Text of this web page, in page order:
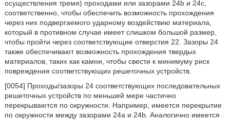
осуществления тремя) проходами или зазорами 24b и 24c,
соответственно, чтобы обеспечить возможность прохождения
через них подвергаемого ударному воздействию материала,
который в противном случае имеет слишком большой размер,
чтобы пройти через соответствующие отверстия 22. Зазоры 24
также обеспечивают возможность прохождения твердых
материалов, таких как камни, чтобы свести к минимуму риск
повреждения соответствующих решеточных устройств.
[0054] Проходы/зазоры 24 соответствующих последовательных
решеточных устройств по меньшей мере частично
перекрываются по окружности. Например, имеется перекрытие
по окружности между зазорами 24a и 24b. Аналогично имеется